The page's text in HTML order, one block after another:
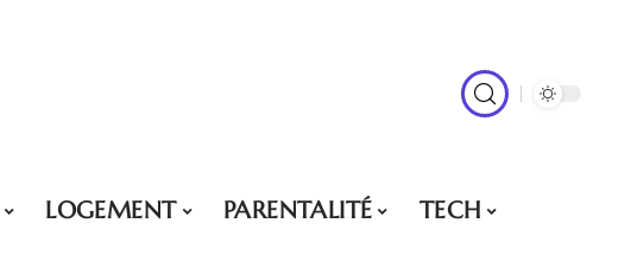
LOGEMENT PARENTALITÉ
TECH